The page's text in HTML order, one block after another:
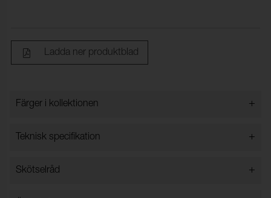
Ladda ner produktblad
Färger i kollektionen +
Färger i kollektionen
Teknisk specifikation +
Bredd:
Skötselråd +